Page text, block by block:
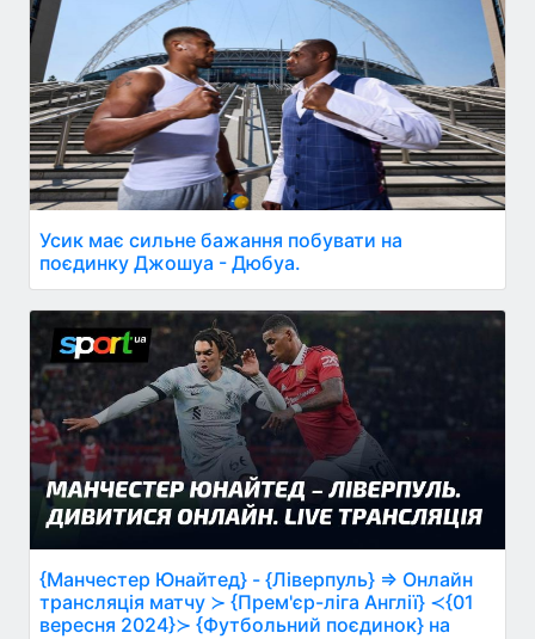
Усик має сильне бажання побувати на
поєдинку Джошуа - Дюбуа.
{Манчестер Юнайтед} - {Ліверпуль} ⇒ Онлайн
трансляція матчу ≻ {Прем'єр-ліга Англії} ≺{01
вересня 2024}≻ {Футбольний поєдинок} на